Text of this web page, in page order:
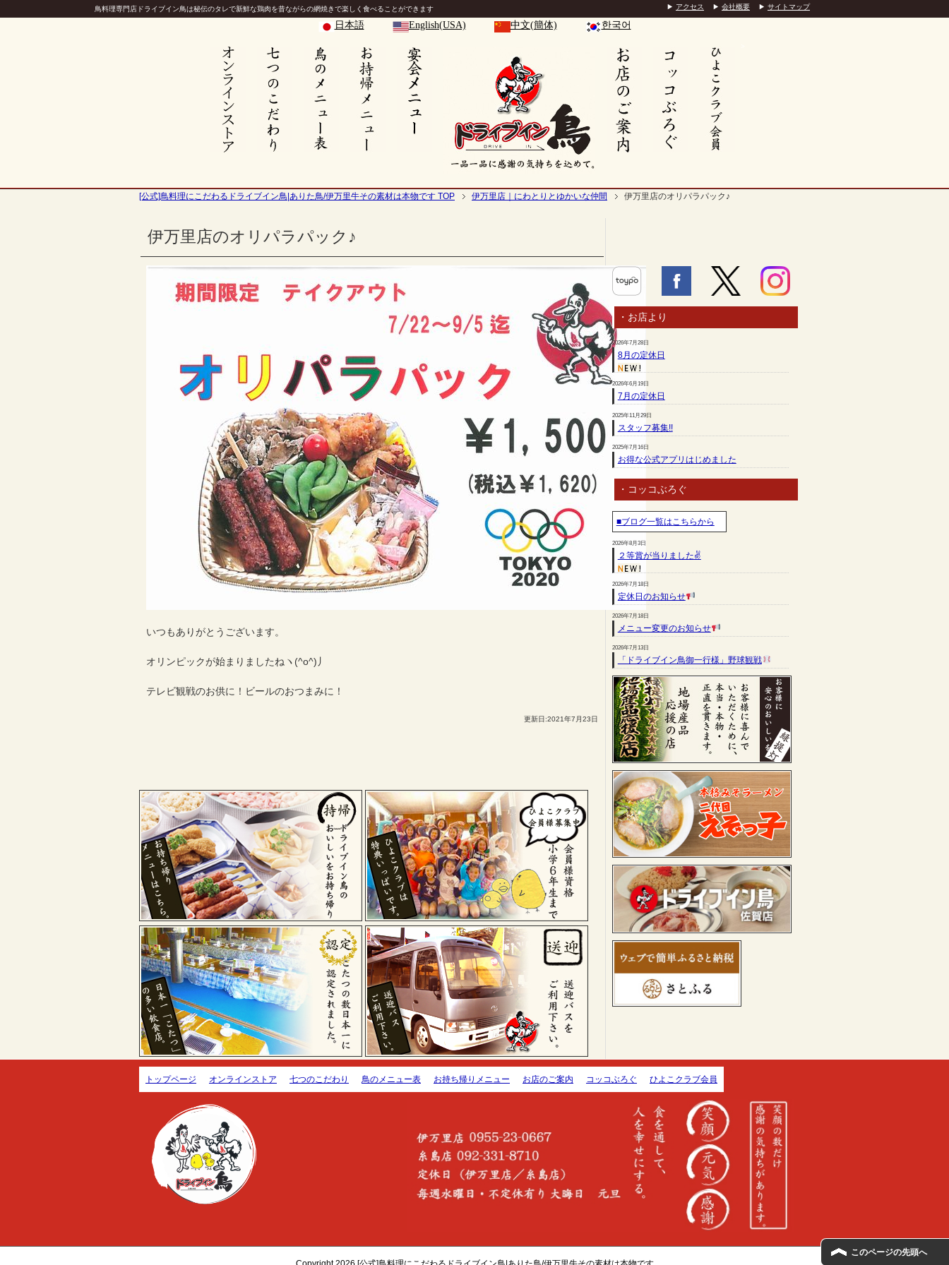
鳥料理専門店ドライブイン鳥は秘伝のタレで新鮮な鶏肉を昔ながらの網焼きで楽しく食べることができます
日本語 English(USA) 中文(簡体) 한국어
[公式]鳥料理にこだわるドライブイン鳥|ありた鳥/伊万里牛その素材は本物です TOP 伊万里店｜にわとりとゆかいな仲間 伊万里店のオリパラパック♪
伊万里店のオリパラパック♪
いつもありがとうございます。
オリンピックが始まりましたねヽ(^o^)丿
テレビ観戦のお供に！ビールのおつまみに！
更新日:2021年7月23日
・お店より
2026年7月28日
8月の定休日
2026年6月19日
7月の定休日
2025年11月29日
スタッフ募集!!
2025年7月16日
お得な公式アプリはじめました
・コッコぶろぐ
■ブログ一覧はこちらから
2026年8月3日
２等賞が当りました✌
2026年7月18日
定休日のお知らせ
2026年7月18日
メニュー変更のお知らせ
2026年7月13日
「ドライブイン鳥御一行様」野球観戦
トップページ オンラインストア 七つのこだわり 鳥のメニュー表 お持ち帰りメニュー お店のご案内 コッコぶろぐ ひよこクラブ会員
アクセス 会社概要 サイトマップ
このページの先頭へ